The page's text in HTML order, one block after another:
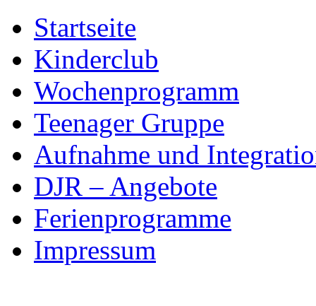
to
contentStartseite
Kinderclub
Wochenprogramm
Teenager Gruppe
Aufnahme und
DJR – Angebote
Ferienprogramme
Impressum